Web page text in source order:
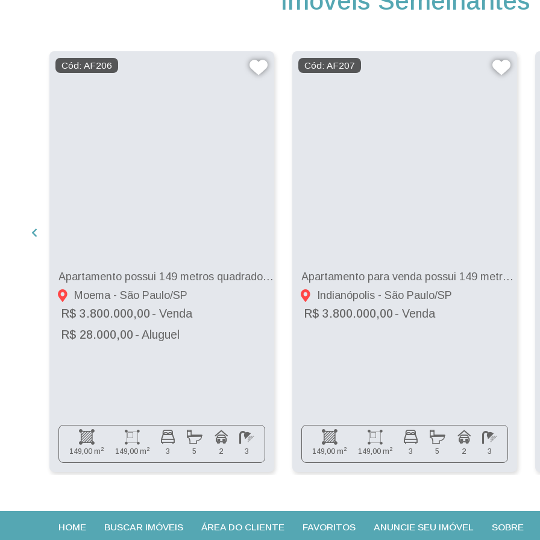
Cód: AF206
Apartamento possui 149 metros quadrados com 3 quartos em Moema - São Paulo - SP
Moema - São Paulo/SP
R$ 3.800.000,00 - Venda
R$ 28.000,00 - Aluguel
149,00 m 2 149,00 m 2 3 5 2 3
Cód: AF207
Apartamento para venda possui 149 metros quadrados com 3 quartos em Moema. - São P...
Indianópolis - São Paulo/SP
R$ 3.800.000,00 - Venda
149,00 m 2 149,00 m 2 3 5 2 3
HOME BUSCAR IMÓVEIS ÁREA DO CLIENTE FAVORITOS ANUNCIE SEU IMÓVEL SOBRE